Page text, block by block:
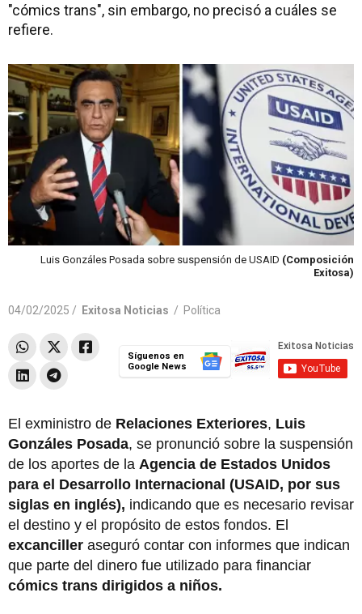
"cómics trans", sin embargo, no precisó a cuáles se
refiere.
Luis Gonzáles Posada sobre suspensión de USAID (Composición
Exitosa)
04/02/2025 / Exitosa Noticias / Política
Síguenos en
Google News
El exministro de Relaciones Exteriores, Luis
Gonzáles Posada, se pronunció sobre la suspensión
de los aportes de la Agencia de Estados Unidos
para el Desarrollo Internacional (USAID, por sus
siglas en inglés), indicando que es necesario revisar
el destino y el propósito de estos fondos. El
excanciller aseguró contar con informes que indican
que parte del dinero fue utilizado para financiar
cómics trans dirigidos a niños.